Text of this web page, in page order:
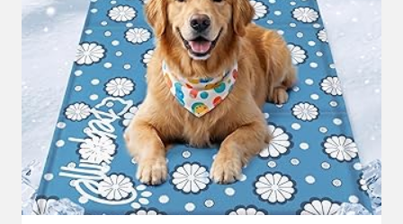
EXTRA
GROSS– 1
20X75CM S
ELBSTKÜHLENDE G
ELMATTE M
IT K
RATZFESTEM 3
0…